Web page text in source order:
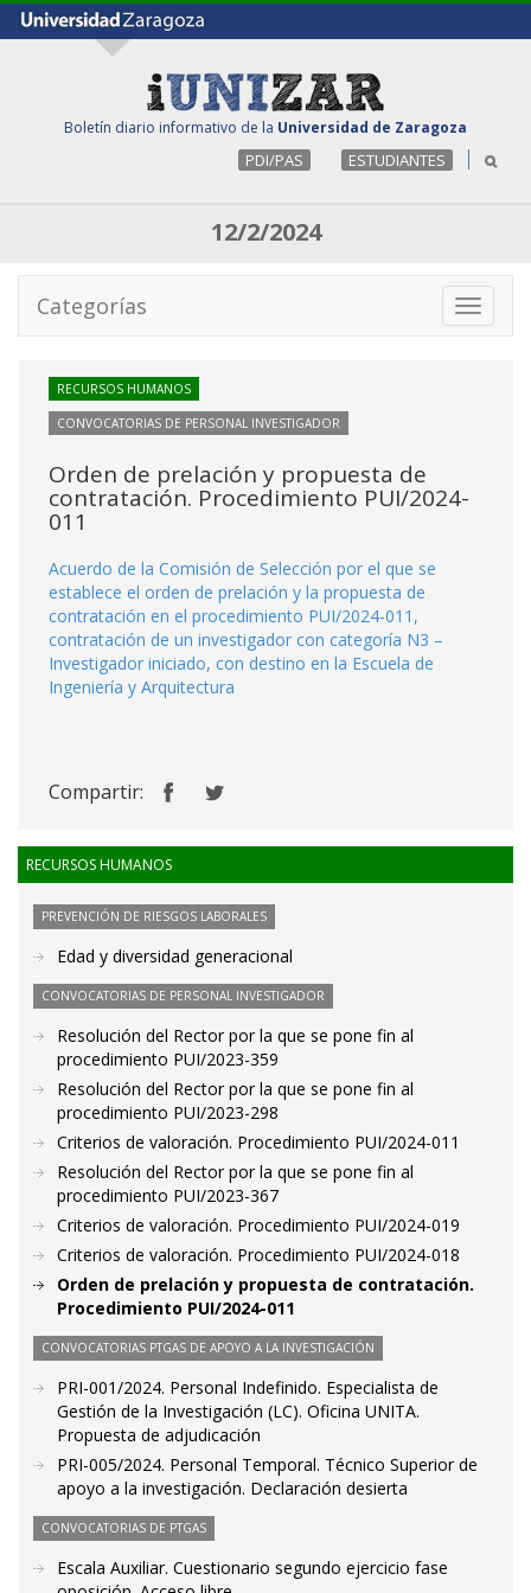
Boletín diario informativo de la Universidad de Zaragoza
PDI/PAS ESTUDIANTES
12/2/2024
Toggle
Categorías
RECURSOS HUMANOS
CONVOCATORIAS DE PERSONAL INVESTIGADOR
Orden de prelación y propuesta de
contratación. Procedimiento PUI/2024-
011
Acuerdo de la Comisión de Selección por el que se
establece el orden de prelación y la propuesta de
contratación en el procedimiento PUI/2024-011,
contratación de un investigador con categoría N3 –
Investigador iniciado, con destino en la Escuela de
Ingeniería y Arquitectura
Compartir:
RECURSOS HUMANOS
PREVENCIÓN DE RIESGOS LABORALES
Edad y diversidad generacional
CONVOCATORIAS DE PERSONAL INVESTIGADOR
Resolución del Rector por la que se pone fin al
procedimiento PUI/2023-359
Resolución del Rector por la que se pone fin al
procedimiento PUI/2023-298
Criterios de valoración. Procedimiento PUI/2024-011
Resolución del Rector por la que se pone fin al
procedimiento PUI/2023-367
Criterios de valoración. Procedimiento PUI/2024-019
Criterios de valoración. Procedimiento PUI/2024-018
Orden de prelación y propuesta de contratación.
Procedimiento PUI/2024-011
CONVOCATORIAS PTGAS DE APOYO A LA INVESTIGACIÓN
PRI-001/2024. Personal Indefinido. Especialista de
Gestión de la Investigación (LC). Oficina UNITA.
Propuesta de adjudicación
PRI-005/2024. Personal Temporal. Técnico Superior de
apoyo a la investigación. Declaración desierta
CONVOCATORIAS DE PTGAS
Escala Auxiliar. Cuestionario segundo ejercicio fase